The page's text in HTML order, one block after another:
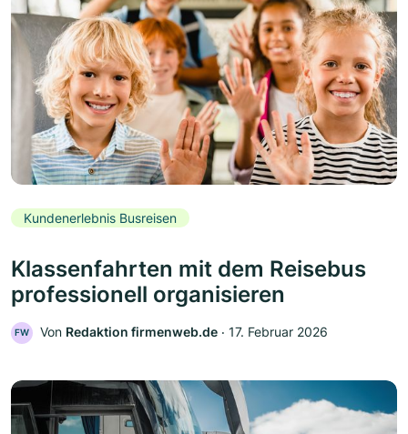
Kundenerlebnis Busreisen
Klassenfahrten mit dem Reisebus
professionell organisieren
FW Von Redaktion firmenweb.de ‧ 17. Februar 2026